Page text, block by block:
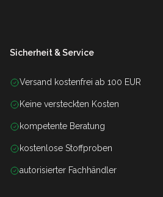
Sicherheit & Service
Versand kostenfrei ab 100 EUR
Keine versteckten Kosten
kompetente Beratung
kostenlose Stoffproben
autorisierter Fachhändler